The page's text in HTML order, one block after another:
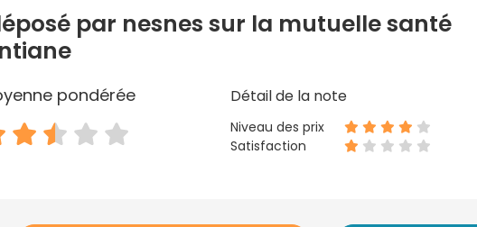
par nesnes sur la mutuelle santé
pondérée Détail de la note
Niveau des prix
Satisfaction